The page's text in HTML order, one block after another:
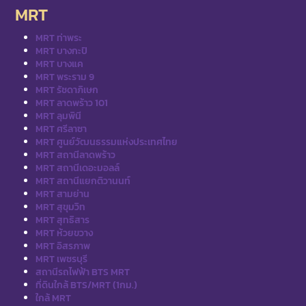
MRT
MRT ท่าพระ
MRT บางกะปิ
MRT บางแค
MRT พระราม 9
MRT รัชดาภิเษก
MRT ลาดพร้าว 101
MRT ลุมพินี
MRT ศรีลาซา
MRT ศูนย์วัฒนธรรมแห่งประเทศไทย
MRT สถานีลาดพร้าว
MRT สถานีเดอะมอลล์
MRT สถานีแยกติวานนท์
MRT สามย่าน
MRT สุขุมวิท
MRT สุทธิสาร
MRT ห้วยขวาง
MRT อิสรภาพ
MRT เพชรบุรี
สถานีรถไฟฟ้า BTS MRT
ที่ดินใกล้ BTS/MRT (1กม.)
ใกล้ MRT